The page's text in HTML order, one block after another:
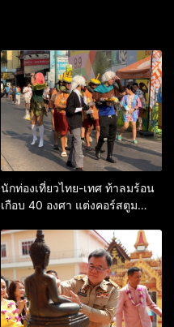
นักท่องเที่ยวไทย-เทศ ท้าลมร้อน
เกือบ 40 องศา แต่งคอร์สตูม
ขอนแก่นคึกคัก